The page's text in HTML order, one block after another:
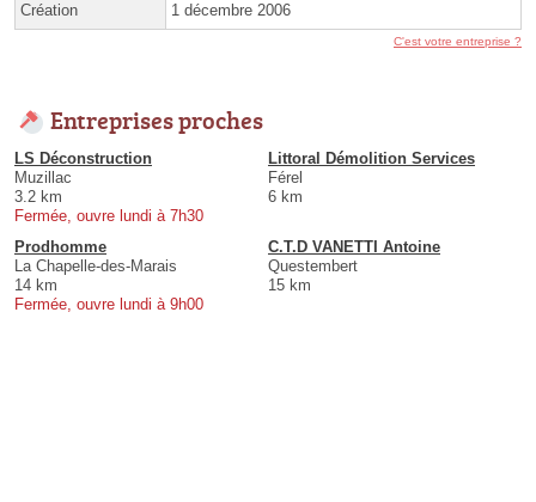
Création 1 décembre 2006
C'est votre entreprise ?
Entreprises proches
LS Déconstruction
Muzillac
3.2 km
Fermée, ouvre lundi à 7h30
Littoral Démolition Services
Férel
6 km
Prodhomme
La Chapelle-des-Marais
14 km
Fermée, ouvre lundi à 9h00
C.T.D VANETTI Antoine
Questembert
15 km